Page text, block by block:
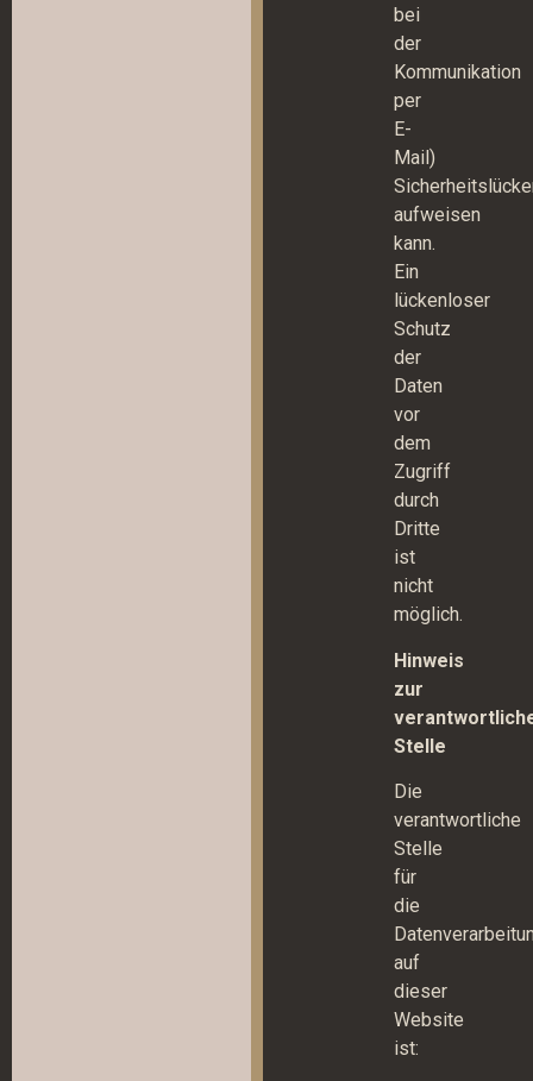
bei
der
Kommunikation
per
E-
Mail)
aufweisen
kann.
Ein
lückenloser
Schutz
der
Daten
vor
dem
Zugriff
durch
Dritte
ist
nicht
möglich.
Hinweis
zur
Stelle
Die
verantwortliche
Stelle
für
die
auf
dieser
Website
ist: